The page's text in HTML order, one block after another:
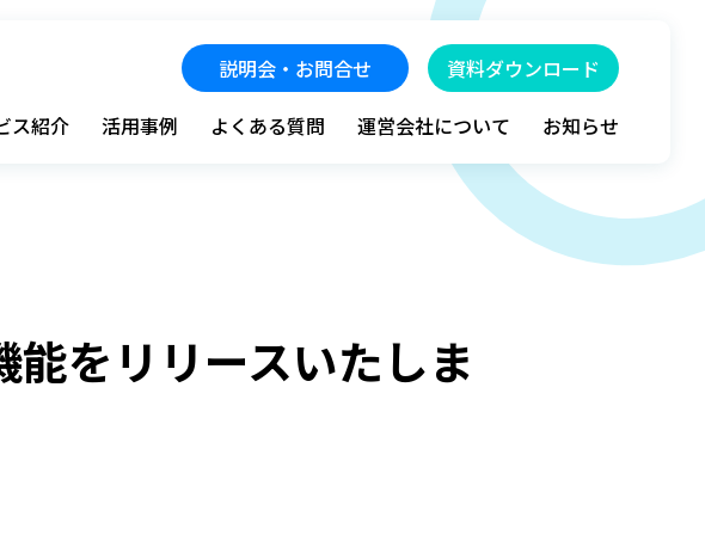
ス紹介 活用事例 よくある質問 運営会社について お知らせ
説明会・お問合せ 資料ダウンロード
能をリリースいたしま